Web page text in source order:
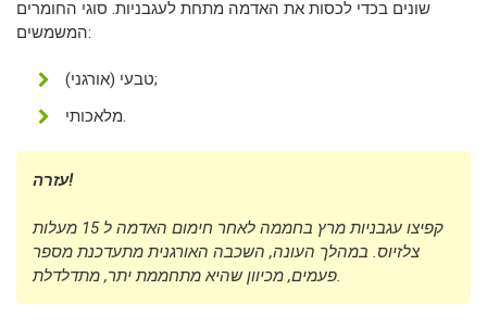
שונים בכדי לכסות את האדמה מתחת לעגבניות. סוגי החומרים
המשמשים:
טבעי (אורגני);
מלאכותי.
עזרה!
קפיצו עגבניות מרץ בחממה לאחר חימום האדמה ל 15 מעלות
צלזיוס. במהלך העונה, השכבה האורגנית מתעדכנת מספר
פעמים, מכיוון שהיא מתחממת יתר, מתדלדלת.